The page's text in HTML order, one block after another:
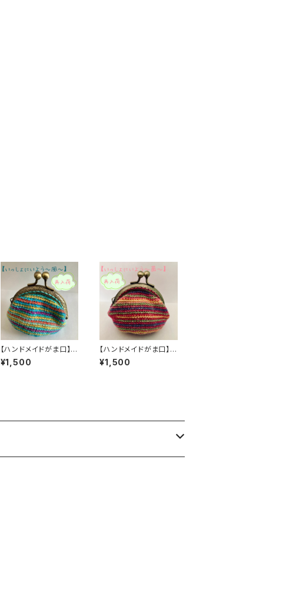
【ハンドメイドがま口】い
っしょにいよう ～ 風 ～
【オパール毛糸】
¥1,500
【ハンドメイドがま口】い
っしょにいよう ～ 茜 ～
【オパール毛糸】
¥1,500